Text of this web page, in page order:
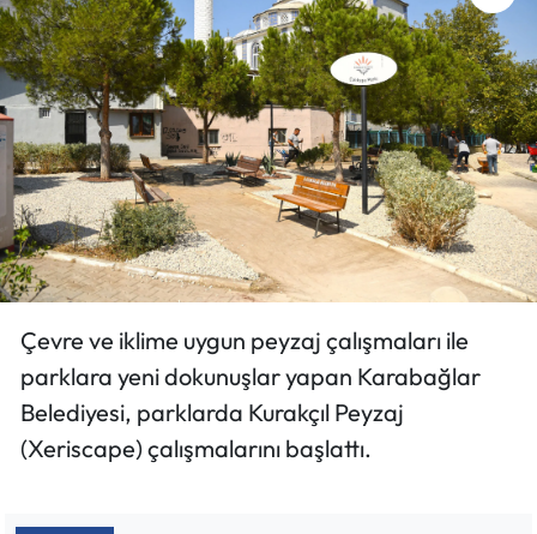
Çevre ve iklime uygun peyzaj çalışmaları ile
parklara yeni dokunuşlar yapan Karabağlar
Belediyesi, parklarda Kurakçıl Peyzaj
(Xeriscape) çalışmalarını başlattı.